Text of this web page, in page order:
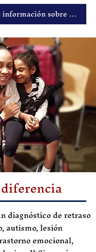
Obtenga más información sobre padres de confianza
diagnóstico de retraso
autismo, lesión
emocional,